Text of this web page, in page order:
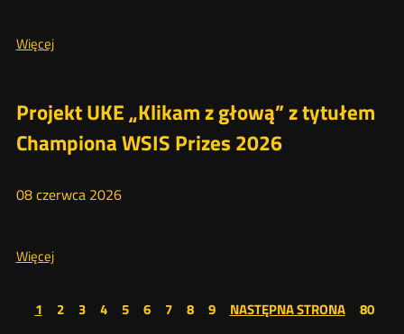
o:
na
Politechnice
Więcej
Projekt UKE „Klikam z głową” z tytułem
Championa WSIS Prizes 2026
08czerwca 2026
o:
UKE
Więcej
1 strona
2 strona
3 strona
4 strona
5 strona
6 strona
7 strona
8 strona
9 NASTĘPNA STRONA 80